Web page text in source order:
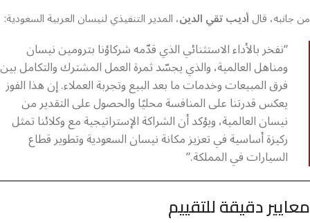
من جانبه، قالأديب تقي الدين، المدير التنفيذي لنيسان العربية السعودية:
“نفخر بالأداء الاستثنائي الذي قدّمه شركاؤنا بترومين نيسان
ومناهل العالمية، والذي يجسّد ثمرة العمل المشترك والتكامل بين
فرق المبيعات وخدمات ما بعد البيع وتجربة العملاء. إن هذا الفوز
يعكس قدرتنا على المنافسة محليًا والحصول على التقدير من
نيسان العالمية، ويؤكد أن الشراكة الإستراتيجية مع وكلائنا تمثل
ركيزة أساسية في تعزيز مكانة نيسان السعودية وتطوير قطاع
السيارات في المملكة.”
معايير دقيقة للتقييم